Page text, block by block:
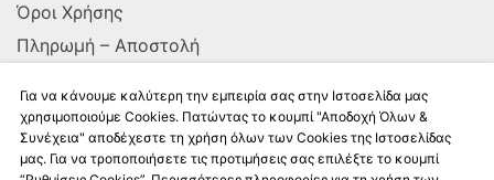
Όροι Χρήσης
Πληρωμή – Αποστολή
ΑΚΟΛΟΥΘΗΣΤΕ ΜΑΣ
Για να κάνουμε καλύτερη την εμπειρία σας στην Ιστοσελίδα μας
χρησιμοποιούμε Cookies. Πατώντας το κουμπί "Αποδοχή Όλων &
Συνέχεια" αποδέχεστε τη χρήση όλων των Cookies της Ιστοσελίδας
μας. Για να τροποποιήσετε τις προτιμήσεις σας επιλέξτε το κουμπί